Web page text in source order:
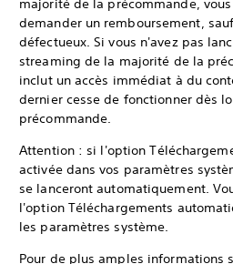
majorité de la précommande,
demander un remboursement,
défectueux. Si vous n'avez pas
streaming de la majorité de la
inclut un accès immédiat à du
dernier cesse de fonctionner dès
précommande.
Attention : si l'option
activée dans vos paramètres
se lanceront automatiquement.
l'option Téléchargements
les paramètres système.
Pour de plus amples informations